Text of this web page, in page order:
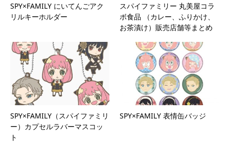
SPY×FAMILY にいてんごアク
リルキーホルダー
スパイファミリー 丸美屋コラ
ボ食品 （カレー、ふりかけ、
お茶漬け）販売店舗等まとめ
SPY×FAMILY（スパイファミリ
ー）カプセルラバーマスコッ
ト
SPY×FAMILY 表情缶バッジ